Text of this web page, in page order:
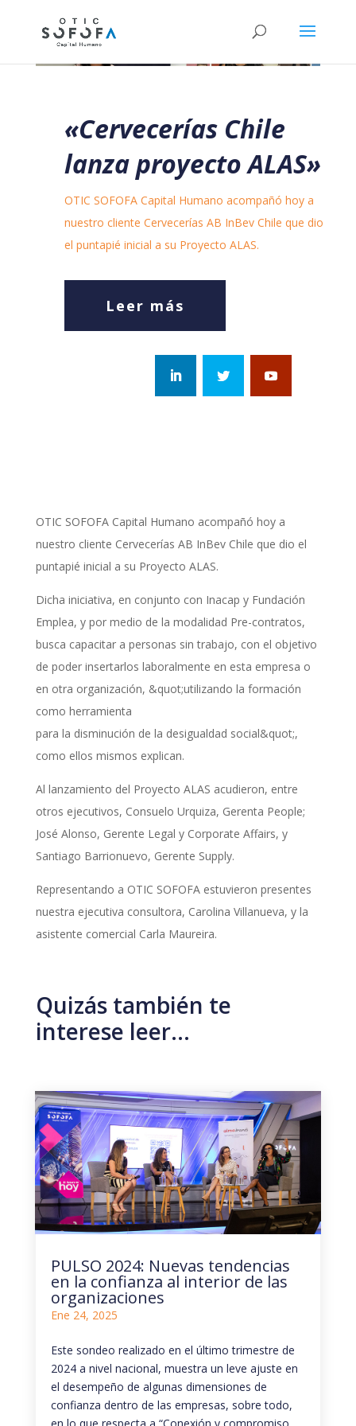
«Cervecerías Chile
lanza proyecto ALAS»
OTIC SOFOFA Capital Humano acompañó hoy a
nuestro cliente Cervecerías AB InBev Chile que dio
el puntapié inicial a su Proyecto ALAS.
Leer más
OTIC SOFOFA Capital Humano acompañó hoy a
nuestro cliente Cervecerías AB InBev Chile que dio el
puntapié inicial a su Proyecto ALAS.
Dicha iniciativa, en conjunto con Inacap y Fundación
Emplea, y por medio de la modalidad Pre-contratos,
busca capacitar a personas sin trabajo, con el objetivo
de poder insertarlos laboralmente en esta empresa o
en otra organización, &quot;utilizando la formación
como herramienta
para la disminución de la desigualdad social&quot;,
como ellos mismos explican.
Al lanzamiento del Proyecto ALAS acudieron, entre
otros ejecutivos, Consuelo Urquiza, Gerenta People;
José Alonso, Gerente Legal y Corporate Affairs, y
Santiago Barrionuevo, Gerente Supply.
Representando a OTIC SOFOFA estuvieron presentes
nuestra ejecutiva consultora, Carolina Villanueva, y la
asistente comercial Carla Maureira.
Quizás también te
interese leer…
PULSO 2024: Nuevas tendencias
en la confianza al interior de las
organizaciones
Ene 24, 2025
Este sondeo realizado en el último trimestre de
2024 a nivel nacional, muestra un leve ajuste en
el desempeño de algunas dimensiones de
confianza dentro de las empresas, sobre todo,
en lo que respecta a “Conexión y compromiso